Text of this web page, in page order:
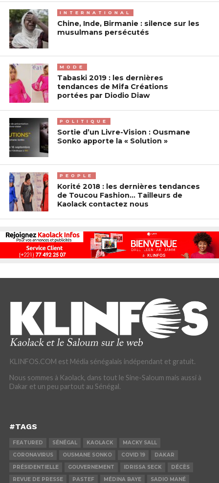
INTERNATIONAL
Chine, Inde, Birmanie : silence sur les
musulmans persécutés
MODE
Tabaski 2019 : les dernières
tendances de Mifa Créations
portées par Diodio Diaw
POLITIQUE
Sortie d’un Livre-Vision : Ousmane
Sonko apporte la « Solution »
PEOPLE
Korité 2018 : les dernières tendances
de Toucou Fashion… Tailleurs de
Kaolack contactez nous
KLINFOS.COM est Média sénégalais indépendant et gratuit.
Nous sommes à Kaolack, dans tout le Sine-Saloum mais aussi à
Dakar et un peu partout au Sénégal.
#TAGS
FEATURED SÉNÉGAL KAOLACK
MACKY SALL
CORONAVIRUS
OUSMANE SONKO COVID 19
DAKAR
PRÉSIDENTIELLE
GOUVERNEMENT IDRISSA SECK
DÉCÈS
REVUE DE PRESSE
PASTEF MÉDINA BAYE SADIO MANÉ